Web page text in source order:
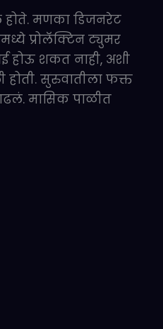
होते. मणका डिजनरेट
प्रोलॅक्टिन ट्युमर
होऊ शकत नाही, अशी
होती. सुरुवातीला फक्त
मासिक पाळीत